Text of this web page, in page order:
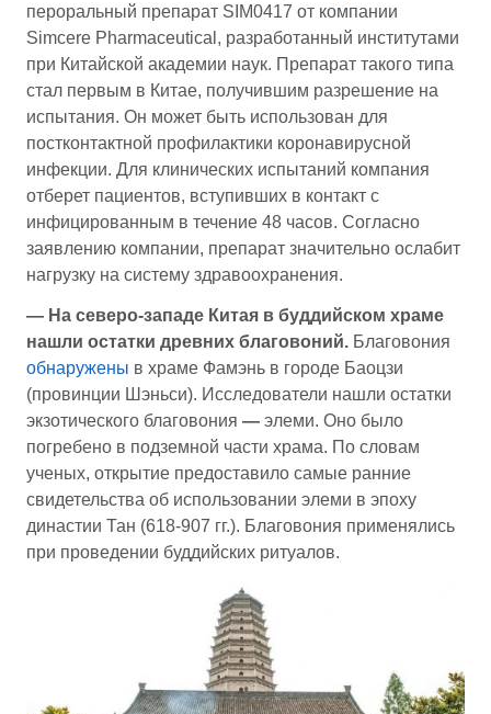
пероральный препарат SIM0417 от компании
Simcere Pharmaceutical, разработанный институтами
при Китайской академии наук. Препарат такого типа
стал первым в Китае, получившим разрешение на
испытания. Он может быть использован для
постконтактной профилактики коронавирусной
инфекции. Для клинических испытаний компания
отберет пациентов, вступивших в контакт с
инфицированным в течение 48 часов. Согласно
заявлению компании, препарат значительно ослабит
нагрузку на систему здравоохранения.
— На северо-западе Китая в буддийском храме
нашли остатки древних благовоний. Благовония
обнаружены в храме Фамэнь в городе Баоцзи
(провинции Шэньси). Исследователи нашли остатки
экзотического благовония — элеми. Оно было
погребено в подземной части храма. По словам
ученых, открытие предоставило самые ранние
свидетельства об использовании элеми в эпоху
династии Тан (618-907 гг.). Благовония применялись
при проведении буддийских ритуалов.